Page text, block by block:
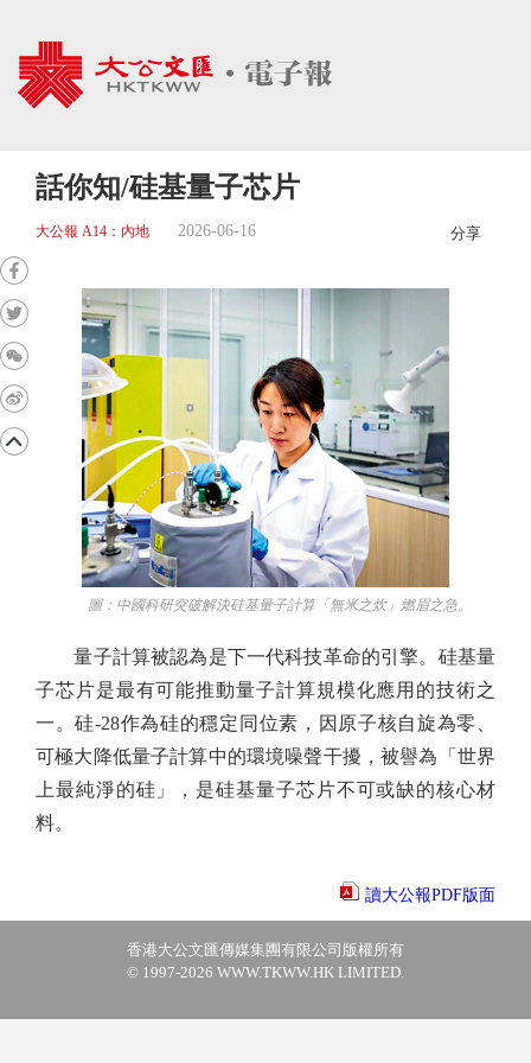
話你知/硅基量子芯片
大公報 A14：內地 2026-06-16 分享
圖：中國科研突破解決硅基量子計算「無米之炊」燃眉之急。
量子計算被認為是下一代科技革命的引擎。硅基量
子芯片是最有可能推動量子計算規模化應用的技術之
一。硅-28作為硅的穩定同位素，因原子核自旋為零、
可極大降低量子計算中的環境噪聲干擾，被譽為「世界
上最純淨的硅」，是硅基量子芯片不可或缺的核心材
料。
讀大公報PDF版面
香港大公文匯傳媒集團有限公司版權所有
© 1997-2026 WWW.TKWW.HK LIMITED.